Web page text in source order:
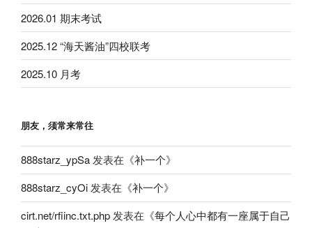
2026.01 期末考试
2025.12 “海天酱油”四校联考
2025.10 月考
朋友，须常来常往
888starz_ypSa 发表在《补一个》
888starz_cyOi 发表在《补一个》
cirt.net/rfiinc.txt.php 发表在《每个人心中都有一座属于自己